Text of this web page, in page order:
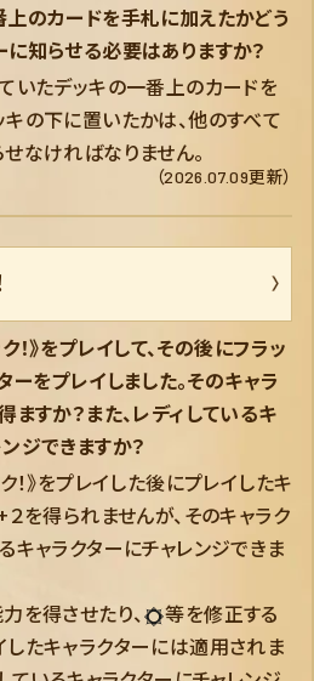
のカードを手札に加えたかどう
知らせる必要はありますか？
いたデッキの一番上のカードを
の下に置いたかは、他のすべて
なければなりません。
（2026.07.09更新）
！》をプレイして、その後にフラッ
ーをプレイしました。そのキャラ
ますか？また、レディしているキ
ジできますか？
！》をプレイした後にプレイしたキ
２を得られませんが、そのキャラク
キャラクターにチャレンジできま
を得させたり、
等を修正する
たキャラクターには適用されま